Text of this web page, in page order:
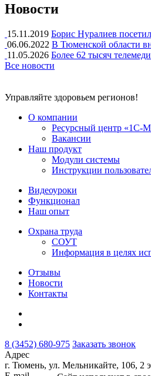
Новости
15.11.2019 Борис Нуралиев
06.06.2022 В Тюменской области
11.05.2026 Более 62 тысяч
Все новости
Управляйте здоровьем регионов!
О компании
Ресурсный центр «1С-
Вакансии
Наш продукт
Модули системы
Инструкции
Видеоуроки
Функционал
Наш опыт
Охрана труда
СОУТ
Информация в целях
Отзывы
Новости
Контакты
8 (3452) 680-975 Заказать звонок
Адрес
г. Тюмень, ул. Мельникайте, 106, 2